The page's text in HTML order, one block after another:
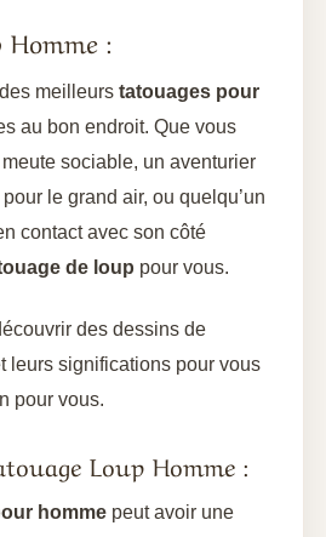
:
meilleurs tatouages pour
au bon endroit. Que vous
sociable, un aventurier
le grand air, ou quelqu’un
contact avec son côté
de loup pour vous.
des dessins de
leurs significations pour vous
pour vous.
Loup Homme :
homme peut avoir une